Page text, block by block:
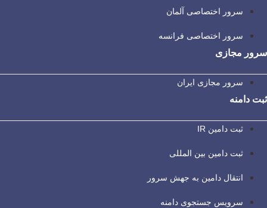
سرور اختصاصی آلمان
سرور اختصاصی فرانسه
سرور مجازی
سرور مجازی ایران
ثبت دامنه
ثبت دامین IR
ثبت دامین بین المللی
انتقال دامین به جهش سرور
سرویس جستجوی دامنه